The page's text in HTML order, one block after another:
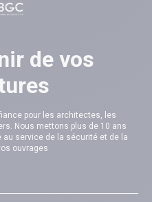
de vos
pour les architectes, les
Nous mettons plus de 10 ans
service de la sécurité et de la
ouvrages